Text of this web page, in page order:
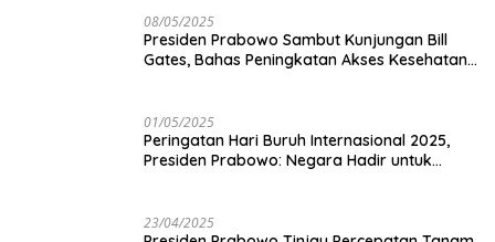
08/05/2025
Presiden Prabowo Sambut Kunjungan Bill
Gates, Bahas Peningkatan Akses Kesehatan
01/05/2025
Peringatan Hari Buruh Internasional 2025,
Presiden Prabowo: Negara Hadir untuk
23/04/2025